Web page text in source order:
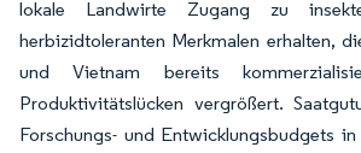
lokale Landwirte Zugang zu
herbizidtoleranten Merkmalen erhalten,
und Vietnam bereits
Produktivitätslücken vergrößert.
Forschungs- und Entwicklungsbudgets